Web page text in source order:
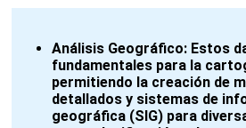
Análisis Geográfico:Estos
fundamentales para la
permitiendo la creación de
detallados y sistemas de
geográfica (SIG) para